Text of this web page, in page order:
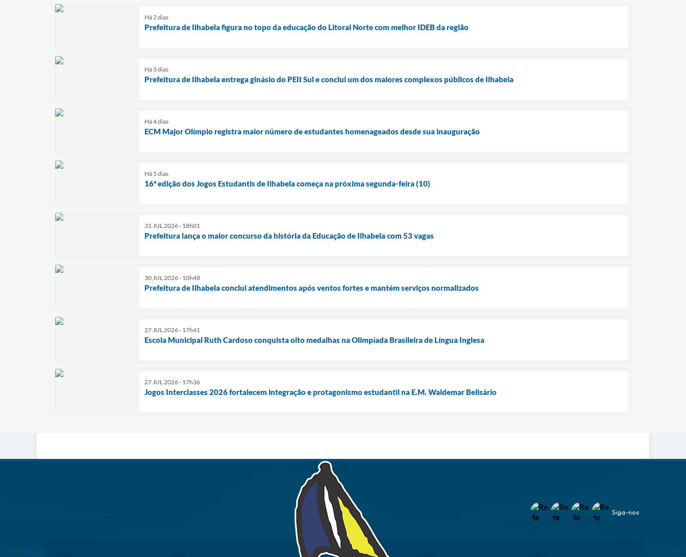
Há 2 dias
Prefeitura de Ilhabela figura no topo da educação do Litoral Norte com melhor IDEB da região
Há 3 dias
Prefeitura de Ilhabela entrega ginásio do PEII Sul e conclui um dos maiores complexos públicos de Ilhabela
Há 4 dias
ECM Major Olímpio registra maior número de estudantes homenageados desde sua inauguração
Há 5 dias
16ª edição dos Jogos Estudantis de Ilhabela começa na próxima segunda-feira (10)
31 JUL 2026 - 18h01
Prefeitura lança o maior concurso da história da Educação de Ilhabela com 53 vagas
30 JUL 2026 - 10h48
Prefeitura de Ilhabela conclui atendimentos após ventos fortes e mantém serviços normalizados
27 JUL 2026 - 17h41
Escola Municipal Ruth Cardoso conquista oito medalhas na Olimpíada Brasileira de Língua Inglesa
27 JUL 2026 - 17h36
Jogos Interclasses 2026 fortalecem integração e protagonismo estudantil na E.M. Waldemar Belisário
Siga-nos